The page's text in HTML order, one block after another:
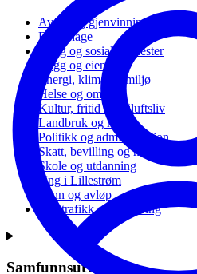
Avfall og gjenvinning
Barnehage
Bolig og sosiale tjenester
Bygg og eiendom
Energi, klima og miljø
Helse og omsorg
Kultur, fritid og friluftsliv
Landbruk og natur
Politikk og administrasjon
Skatt, bevilling og næring
Skole og utdanning
Ung i Lillestrøm
Vann og avløp
Vei, trafikk og parkering
Samfunnsutvikling